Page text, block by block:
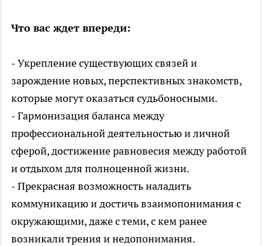
Что вас ждет впереди:
- Укрепление существующих связей и
зарождение новых, перспективных знакомств,
которые могут оказаться судьбоносными.
- Гармонизация баланса между
профессиональной деятельностью и личной
сферой, достижение равновесия между работой
и отдыхом для полноценной жизни.
- Прекрасная возможность наладить
коммуникацию и достичь взаимопонимания с
окружающими, даже с теми, с кем ранее
возникали трения и недопонимания.